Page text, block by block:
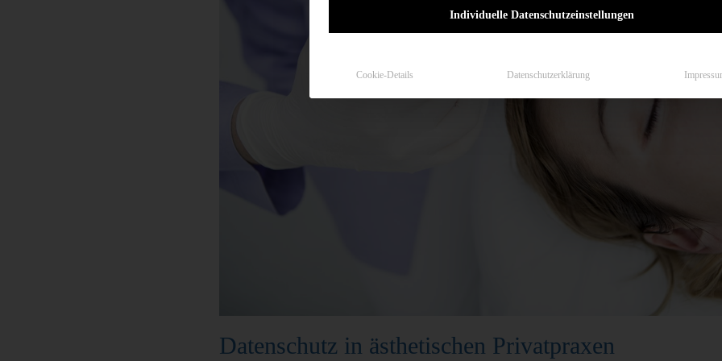
Datenschutz in ästhetischen Privatpraxen
Individuelle Datenschutzeinstellungen
Cookie-Details Datenschutzerklärung